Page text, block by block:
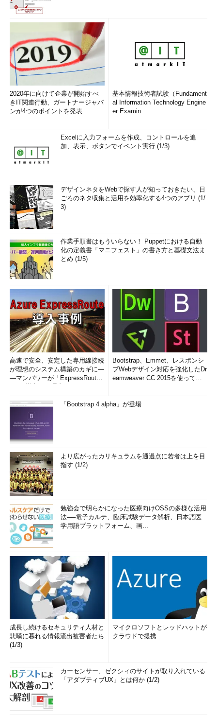
2020年に向けて企業が開始すべ
きIT関連行動、ガートナージャパ
ンが4つのポイントを発表
基本情報技術者試験（Fundament
al Information Technology Engine
er Examin...
Excelに入力フォームを作成、コントロールを追
加、表示、ボタンでイベント実行 (1/3)
デザインネタをWebで探す人が知っておきたい、日
ごろのネタ収集と活用を効率化する4つのアプリ (1/
3)
作業手順書はもういらない！ Puppetにおける自動
化の定義書「マニフェスト」の書き方と基礎文法ま
とめ (1/5)
高速で安全、安定した専用線接続
が理想のシステム構築のカギに―
―マンパワーが「ExpressRout
Bootstrap、Emmet、レスポンシ
ブWebデザイン対応を強化したDr
eamweaver CC 2015を使って
「Bootstrap 4 alpha」が登場
より広がったカリキュラムを通過点に若者は上を目
指す (1/2)
勉強会で明らかになった医療向けOSSの多様な活用
法──電子カルテ、臨床試験データ解析、日本語医
学用語プラットフォーム、画...
成長し続けるセキュリティ人材と
悲嘆に暮れる情報流出被害者たち
(1/3)
マイクロソフトとレッドハットが
クラウドで提携
カーセンサー、ゼクシィのサイトが取り入れている
「アダプティブUX」とは何か (1/2)